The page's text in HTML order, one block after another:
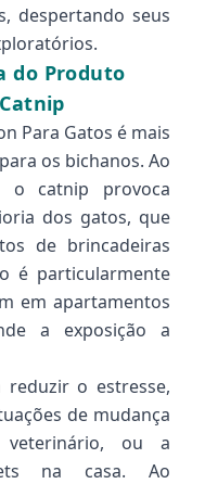
despertando seus
do Produto
Para Gatos é mais
os bichanos. Ao
o catnip provoca
dos gatos, que
de brincadeiras
é particularmente
em apartamentos
a exposição a
o estresse,
de mudança
ou a
na casa. Ao